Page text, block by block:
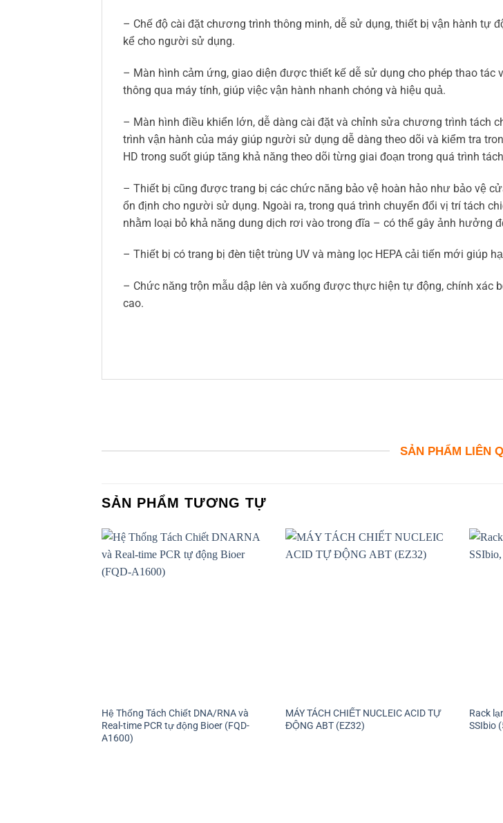
– Chế độ cài đặt chương trình thông minh, dễ sử dụng, thiết bị vận hành tự
kể cho người sử dụng.
– Màn hình cảm ứng, giao diện được thiết kế dễ sử dụng cho phép thao
thông qua máy tính, giúp việc vận hành nhanh chóng và hiệu quả.
– Màn hình điều khiển lớn, dễ dàng cài đặt và chỉnh sửa chương trình tách
trình vận hành của máy giúp người sử dụng dễ dàng theo dõi và kiểm tra
HD trong suốt giúp tăng khả năng theo dõi từng giai đoạn trong quá trình
– Thiết bị cũng được trang bị các chức năng bảo vệ hoàn hảo như bảo vệ
ổn định cho người sử dụng. Ngoài ra, trong quá trình chuyển đổi vị trí tách
nhằm loại bỏ khả năng dung dịch rơi vào trong đĩa – có thể gây ảnh hưởng
– Thiết bị có trang bị đèn tiệt trùng UV và màng lọc HEPA cải tiến mới giúp
– Chức năng trộn mẫu dập lên và xuống được thực hiện tự động, chính xác
cao.
SẢN PHẨM LIÊN
SẢN PHẨM TƯƠNG TỰ
Hệ Thống Tách Chiết DNA/RNA và
Real-time PCR tự động Bioer (FQD-
A1600)
MÁY TÁCH CHIẾT NUCLEIC ACID TỰ
ĐỘNG ABT (EZ32)
Rack
SSIbio